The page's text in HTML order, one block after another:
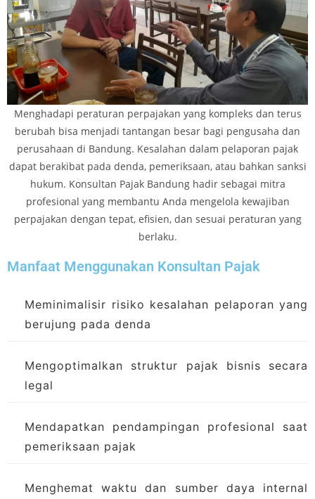
Menghadapi peraturan perpajakan yang kompleks dan terus
berubah bisa menjadi tantangan besar bagi pengusaha dan
perusahaan di Bandung. Kesalahan dalam pelaporan pajak
dapat berakibat pada denda, pemeriksaan, atau bahkan sanksi
hukum. Konsultan Pajak Bandung hadir sebagai mitra
profesional yang membantu Anda mengelola kewajiban
perpajakan dengan tepat, efisien, dan sesuai peraturan yang
berlaku.
Manfaat Menggunakan Konsultan Pajak
Meminimalisir risiko kesalahan pelaporan yang
berujung pada denda
Mengoptimalkan struktur pajak bisnis secara
legal
Mendapatkan pendampingan profesional saat
pemeriksaan pajak
Menghemat waktu dan sumber daya internal